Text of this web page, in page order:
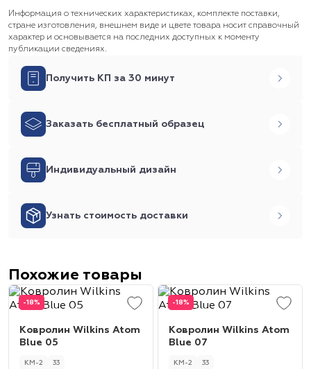
Информация о технических характеристиках, комплекте поставки,
стране изготовления, внешнем виде и цвете товара носит справочный
характер и основывается на последних доступных к моменту
публикации сведениях.
Получить КП за 30 минут
Заказать бесплатный образец
Индивидуальный дизайн
Узнать стоимость доставки
Похожие товары
-18%
Ковролин Wilkins Atom
Blue 05
КМ-2 33
-18%
Ковролин Wilkins Atom
Blue 07
КМ-2 33